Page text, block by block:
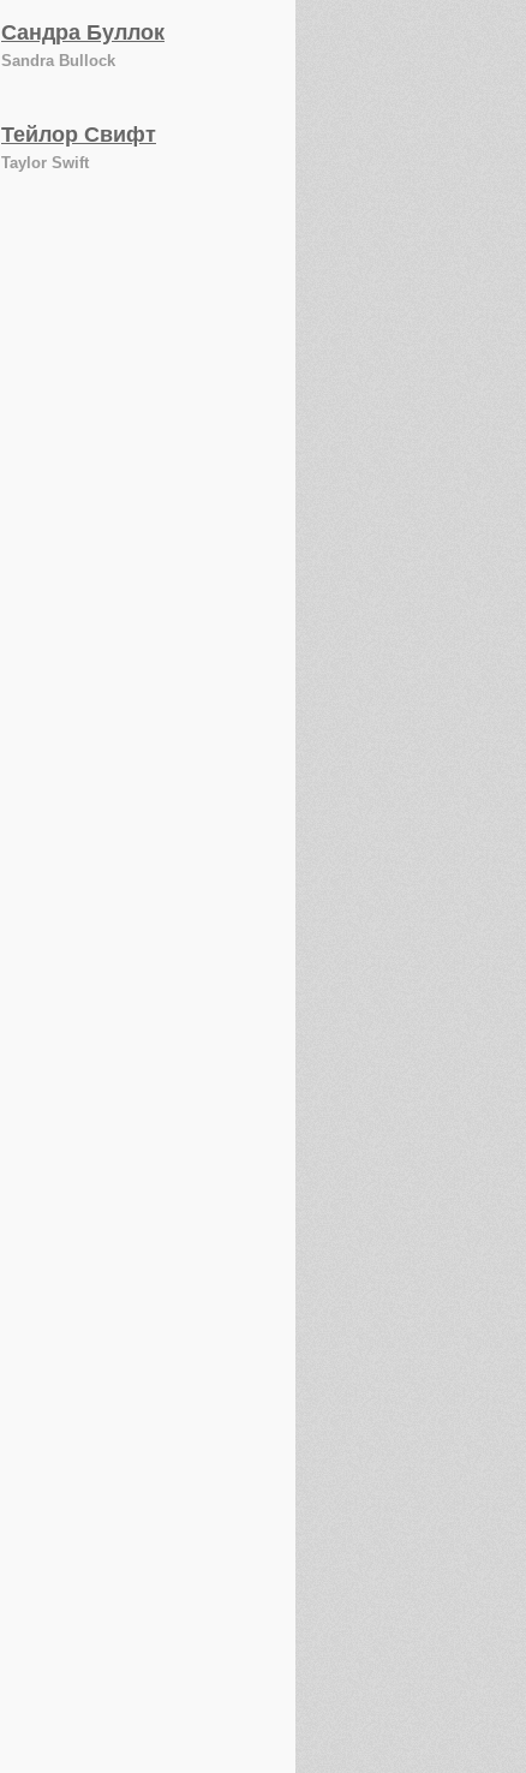
Сандра Буллок
Sandra Bullock
Тейлор Свифт
Taylor Swift